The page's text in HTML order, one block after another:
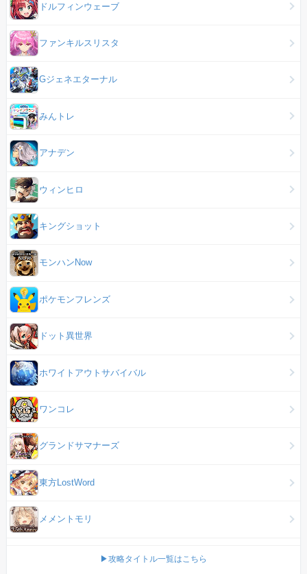
ドルフィンウェーブ
ファンキルスリスタ
Gジェネエターナル
みんトレ
アナデン
ウィンヒロ
キングショット
モンハンNow
ポケモンフレンズ
ドット異世界
ホワイトアウトサバイバル
ワンコレ
グランドサマナーズ
東方LostWord
メメントモリ
▶攻略タイトル一覧はこちら